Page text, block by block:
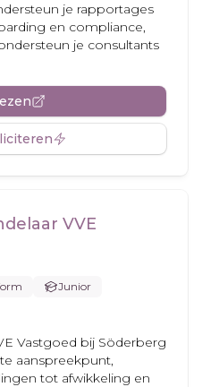
je rapportages
en compliance,
je consultants
VVE
Junior
Vastgoed bij Söderberg
aanspreekpunt,
tot afwikkeling en